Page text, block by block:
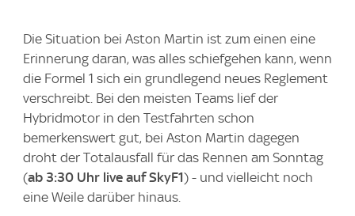
Die Situation bei Aston Martin ist zum einen eine
Erinnerung daran, was alles schiefgehen kann, wenn
die Formel 1 sich ein grundlegend neues Reglement
verschreibt. Bei den meisten Teams lief der
Hybridmotor in den Testfahrten schon
bemerkenswert gut, bei Aston Martin dagegen
droht der Totalausfall für das Rennen am Sonntag
(ab 3:30 Uhr live auf SkyF1) - und vielleicht noch
eine Weile darüber hinaus.